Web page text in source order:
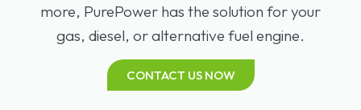
more, PurePower has the solution for your
gas, diesel, or alternative fuel engine.
CONTACT US NOW